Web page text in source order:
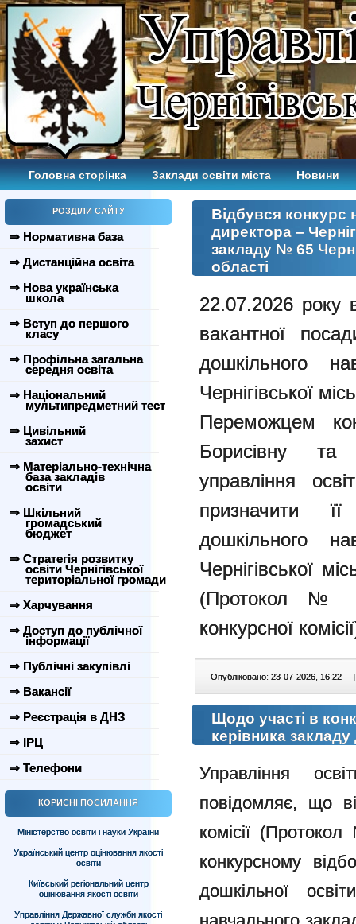
Головна сторінка Заклади освіти міста Новини
РОЗДІЛИ САЙТУ
⇒ Нормативна база
⇒ Дистанційна освіта
⇒ Нова українська
школа
⇒ Вступ до першого
класу
⇒ Профільна загальна
середня освіта
⇒ Національний
мультипредметний тест
⇒ Цивільний
захист
⇒ Матеріально-технічна
база закладів
освіти
⇒ Шкільний
громадський
бюджет
⇒ Стратегія розвитку
освіти Чернігівської
територіальної громади
⇒ Харчування
⇒ Доступ до публічної
інформації
⇒ Публічні закупівлі
⇒ Вакансії
⇒ Реєстрація в ДНЗ
⇒ ІРЦ
⇒ Телефони
КОРИСНІ ПОСИЛАННЯ
Міністерство освіти і науки України
Український центр оцінювання якості
освіти
Київський регіональний центр
оцінювання якості освіти
Управління Державної служби якості
Відбувся конкурс
директора –
закладу № 65
області
22.07.2026 року
вакантної
дошкільного
Чернігівської
Переможцем
Борисівну та
управління
призначити її
дошкільного
Чернігівської
(Протокол № 4
конкурсної
Опубліковано: 23-07-2026, 16:22 |
Щодо участі в
керівника закладу
Управління
повідомляє, що
комісії
конкурсному
дошкільної